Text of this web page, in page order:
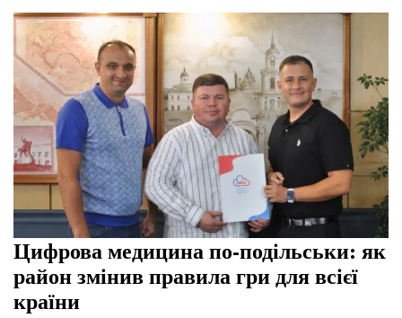
Цифрова медицина по-подільськи: як
район змінив правила гри для всієї
країни